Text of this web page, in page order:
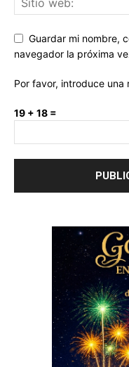
Guardar mi nombre,
navegador la próxima
Por favor, introduce una
19 + 18 =